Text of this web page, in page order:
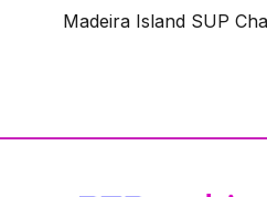
Madeira Island SUP